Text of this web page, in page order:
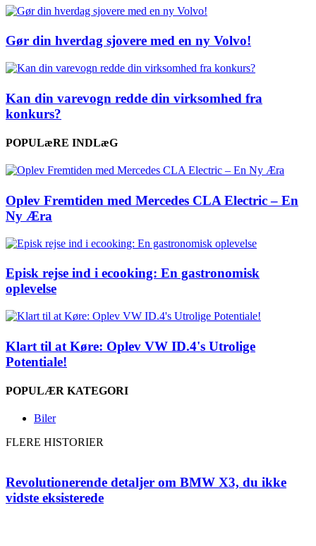
Gør din hverdag sjovere med en ny Volvo!
Kan din varevogn redde din virksomhed fra
konkurs?
POPULæRE INDLæG
Oplev Fremtiden med Mercedes CLA Electric – En
Ny Æra
Episk rejse ind i ecooking: En gastronomisk
oplevelse
Klart til at Køre: Oplev VW ID.4's Utrolige
Potentiale!
POPULÆR KATEGORI
Biler
FLERE HISTORIER
Revolutionerende detaljer om BMW X3, du ikke
vidste eksisterede